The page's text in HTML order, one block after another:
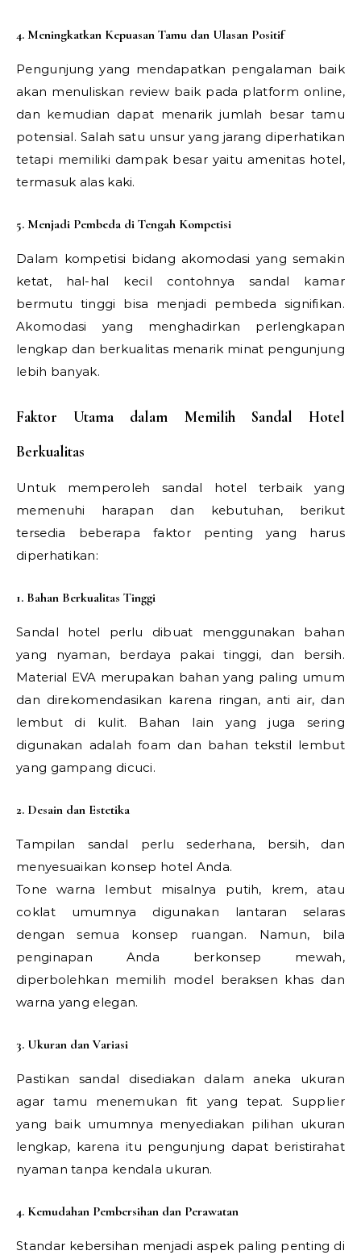
4. Meningkatkan Kepuasan Tamu dan Ulasan Positif
Pengunjung yang mendapatkan pengalaman baik
akan menuliskan review baik pada platform online,
dan kemudian dapat menarik jumlah besar tamu
potensial. Salah satu unsur yang jarang diperhatikan
tetapi memiliki dampak besar yaitu amenitas hotel,
termasuk alas kaki.
5. Menjadi Pembeda di Tengah Kompetisi
Dalam kompetisi bidang akomodasi yang semakin
ketat, hal-hal kecil contohnya sandal kamar
bermutu tinggi bisa menjadi pembeda signifikan.
Akomodasi yang menghadirkan perlengkapan
lengkap dan berkualitas menarik minat pengunjung
lebih banyak.
Faktor Utama dalam Memilih Sandal Hotel
Berkualitas
Untuk memperoleh sandal hotel terbaik yang
memenuhi harapan dan kebutuhan, berikut
tersedia beberapa faktor penting yang harus
diperhatikan:
1. Bahan Berkualitas Tinggi
Sandal hotel perlu dibuat menggunakan bahan
yang nyaman, berdaya pakai tinggi, dan bersih.
Material EVA merupakan bahan yang paling umum
dan direkomendasikan karena ringan, anti air, dan
lembut di kulit. Bahan lain yang juga sering
digunakan adalah foam dan bahan tekstil lembut
yang gampang dicuci.
2. Desain dan Estetika
Tampilan sandal perlu sederhana, bersih, dan
menyesuaikan konsep hotel Anda.
Tone warna lembut misalnya putih, krem, atau
coklat umumnya digunakan lantaran selaras
dengan semua konsep ruangan. Namun, bila
penginapan Anda berkonsep mewah,
diperbolehkan memilih model beraksen khas dan
warna yang elegan.
3. Ukuran dan Variasi
Pastikan sandal disediakan dalam aneka ukuran
agar tamu menemukan fit yang tepat. Supplier
yang baik umumnya menyediakan pilihan ukuran
lengkap, karena itu pengunjung dapat beristirahat
nyaman tanpa kendala ukuran.
4. Kemudahan Pembersihan dan Perawatan
Standar kebersihan menjadi aspek paling penting di